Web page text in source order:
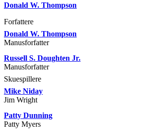
Donald W. Thompson
Forfattere
Donald W. Thompson
Manusforfatter
Russell S. Doughten Jr.
Manusforfatter
Skuespillere
Mike Niday
Jim Wright
Patty Dunning
Patty Myers